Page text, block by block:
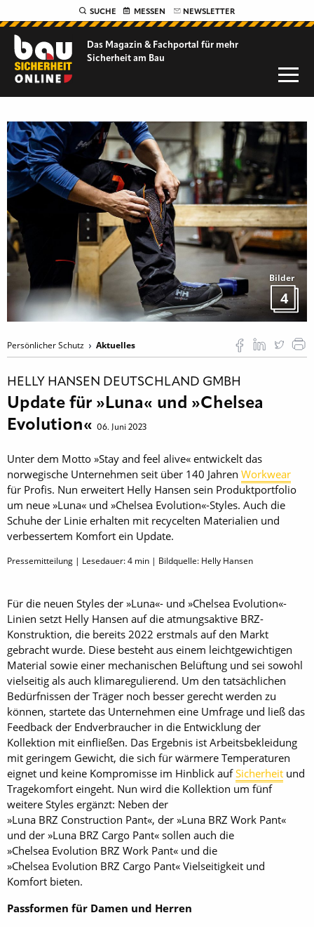
SUCHE MESSEN NEWSLETTER
Das Magazin & Fachportal für mehr
Sicherheit am Bau
Bilder
4
Persönlicher Schutz Aktuelles
HELLY HANSEN DEUTSCHLAND GMBH
Update für »Luna« und »Chelsea
Evolution« 06. Juni 2023
Unter dem Motto »Stay and feel alive« entwickelt das
norwegische Unternehmen seit über 140 Jahren Workwear
für Profis. Nun erweitert Helly Hansen sein Produktportfolio
um neue »Luna« und »Chelsea Evolution«-Styles. Auch die
Schuhe der Linie erhalten mit recycelten Materialien und
verbessertem Komfort ein Update.
Pressemitteilung | Lesedauer:4 min | Bildquelle: Helly Hansen
Für die neuen Styles der »Luna«- und »Chelsea Evolution«-
Linien setzt Helly Hansen auf die atmungsaktive BRZ-
Konstruktion, die bereits 2022 erstmals auf den Markt
gebracht wurde. Diese besteht aus einem leichtgewichtigen
Material sowie einer mechanischen Belüftung und sei sowohl
vielseitig als auch klimaregulierend. Um den tatsächlichen
Bedürfnissen der Träger noch besser gerecht werden zu
können, startete das Unternehmen eine Umfrage und ließ das
Feedback der Endverbraucher in die Entwicklung der
Kollektion mit einfließen. Das Ergebnis ist Arbeitsbekleidung
mit geringem Gewicht, die sich für wärmere Temperaturen
eignet und keine Kompromisse im Hinblick aufSicherheit und
Tragekomfort eingeht. Nun wird die Kollektion um fünf
weitere Styles ergänzt: Neben der
»Luna BRZ Construction Pant«, der »Luna BRZ Work Pant«
und der »Luna BRZ Cargo Pant« sollen auch die
»Chelsea Evolution BRZ Work Pant« und die
»Chelsea Evolution BRZ Cargo Pant« Vielseitigkeit und
Komfort bieten.
Passformen für Damen und Herren